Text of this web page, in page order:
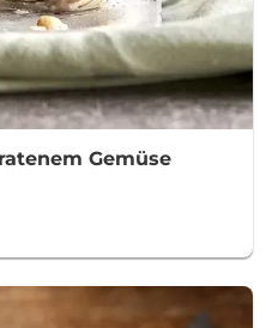
Gemüse